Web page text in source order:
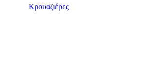
Κρουαζιέρες